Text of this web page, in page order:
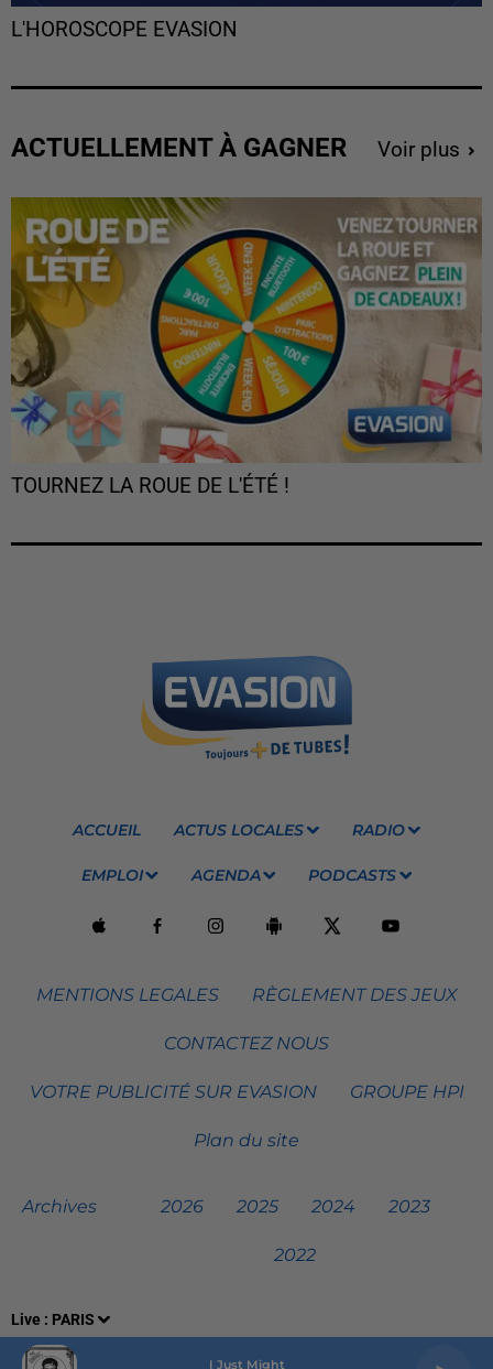
Live : PARIS
I Just Might
L'HOROSCOPE EVASION
ACTUELLEMENT À GAGNER Voir plus
TOURNEZ LA ROUE DE L'ÉTÉ !
ACCUEIL ACTUS LOCALES RADIO
EMPLOI AGENDA PODCASTS
MENTIONS LEGALES RÈGLEMENT DES JEUX
CONTACTEZ NOUS
VOTRE PUBLICITÉ SUR EVASION GROUPE HPI
Plan du site
Archives 2026 2025 2024 2023
2022